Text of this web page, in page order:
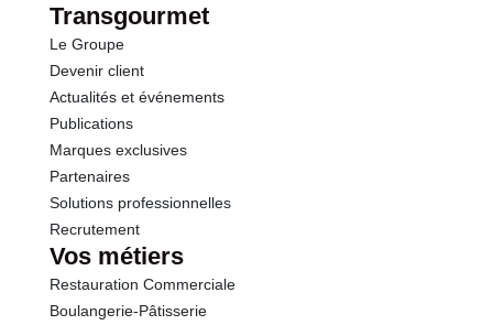
Transgourmet
Le Groupe
Devenir client
Actualités et événements
Publications
Marques exclusives
Partenaires
Solutions professionnelles
Recrutement
Vos métiers
Restauration Commerciale
Boulangerie-Pâtisserie